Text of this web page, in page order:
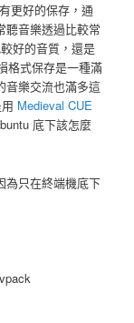
更好的保存，通
聽音樂透過比較常
好的音質，還是
格式保存是一種滿
音樂交流也滿多這
Medieval CUE
底下該怎麼
為只在終端機底下